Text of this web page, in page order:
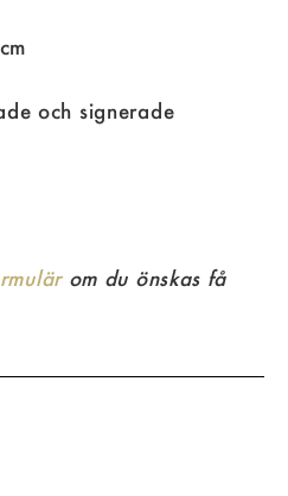
och signerade
om du önskas få